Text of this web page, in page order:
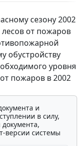
сезону 2002
от пожаров
обустройству
уровня
пожаров в 2002
и
в силу,
версии системы